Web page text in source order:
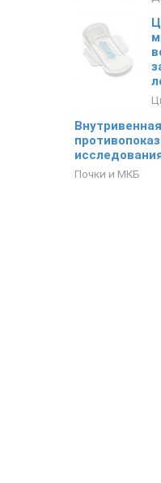
Почки и МКБ